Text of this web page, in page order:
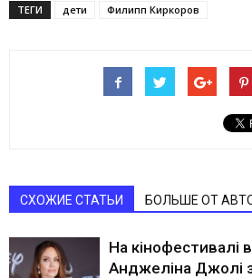
ТЕГИ дети Филипп Киркоров
СХОЖИЕ СТАТЬИ БОЛЬШЕ ОТ
На кінофестивалі
Анджеліна Джолі